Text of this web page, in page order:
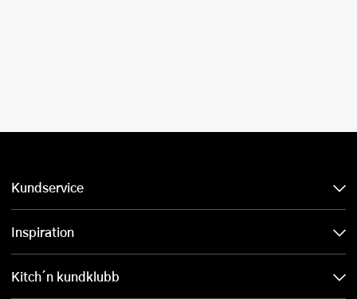
Kundservice
Inspiration
Kitch´n kundklubb